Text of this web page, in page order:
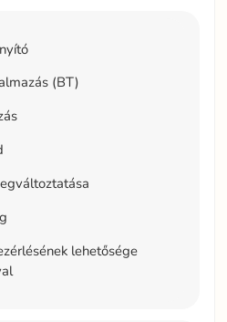
(BT)
lehetősége